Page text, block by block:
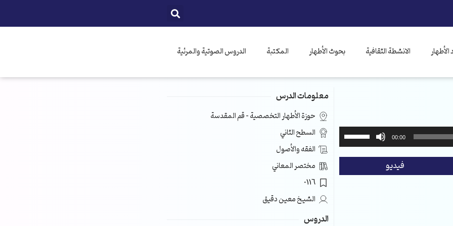
الانشطة الثقافية بحوث الأطهار المكتبة الدروس الصوتية والمرئية
00:00
استخدم
الأسهم
فيديو
معلومات الدرس
حوزة الأطهار التخصصية – قم المقدسة
السطح الثاني
الفقه والأصول
مختصر المعاني
0116
الشيخ معين دقيق
الدروس